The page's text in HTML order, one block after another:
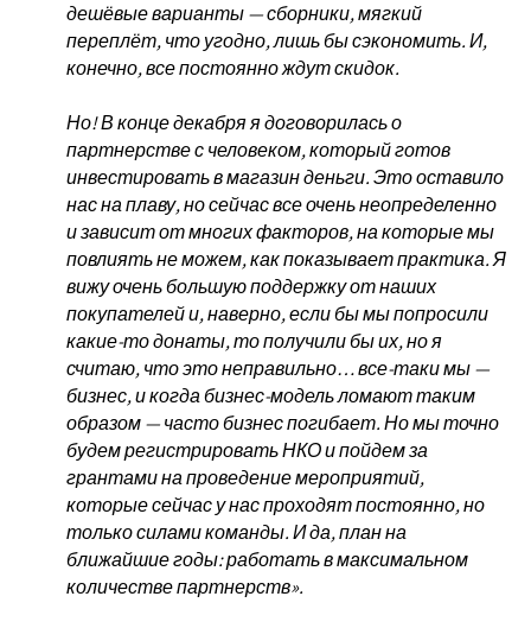
дешёвые варианты — сборники, мягкий
переплёт, что угодно, лишь бы сэкономить. И,
конечно, все постоянно ждут скидок.
Но! В конце декабря я договорилась о
партнерстве с человеком, который готов
инвестировать в магазин деньги. Это оставило
нас на плаву, но сейчас все очень неопределенно
и зависит от многих факторов, на которые мы
повлиять не можем, как показывает практика. Я
вижу очень большую поддержку от наших
покупателей и, наверно, если бы мы попросили
какие-то донаты, то получили бы их, но я
считаю, что это неправильно… все-таки мы —
бизнес, и когда бизнес-модель ломают таким
образом — часто бизнес погибает. Но мы точно
будем регистрировать НКО и пойдем за
грантами на проведение мероприятий,
которые сейчас у нас проходят постоянно, но
только силами команды. И да, план на
ближайшие годы: работать в максимальном
количестве партнерств».